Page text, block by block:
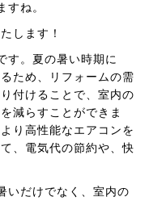
ね。
します！
す。夏の暑い時期に
ため、リフォームの需
付けることで、室内の
減らすことができま
り高性能なエアコンを
、電気代の節約や、快
いだけでなく、室内の